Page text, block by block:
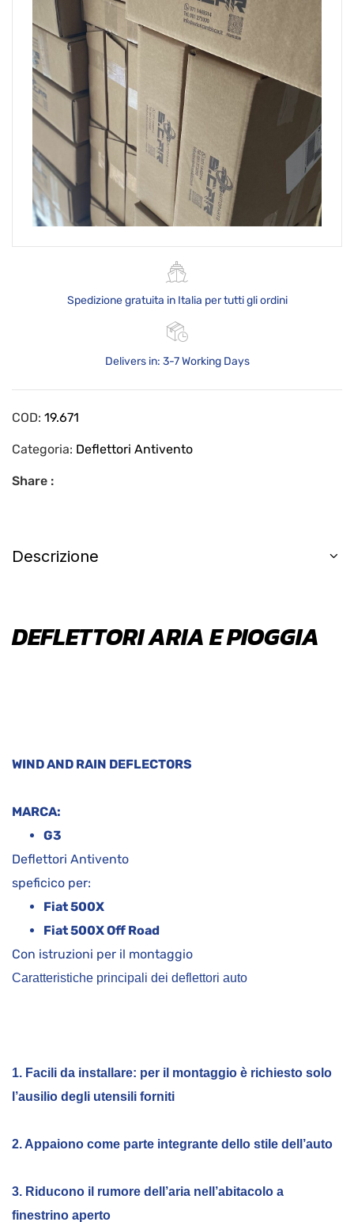
Spedizione gratuita in Italia per tutti gli ordini
Delivers in: 3-7 Working Days
COD: 19.671
Categoria: Deflettori Antivento
Share :
Descrizione
DEFLETTORI ARIA E PIOGGIA
WIND AND RAIN DEFLECTORS
MARCA:
G3
Deflettori Antivento
speficico per:
Fiat 500X
Fiat 500X Off Road
Con istruzioni per il montaggio
Caratteristiche principali dei deflettori auto
1. Facili da installare: per il montaggio è richiesto solo
l’ausilio degli utensili forniti
2. Appaiono come parte integrante dello stile dell’auto
3. Riducono il rumore dell’aria nell’abitacolo a
finestrino aperto